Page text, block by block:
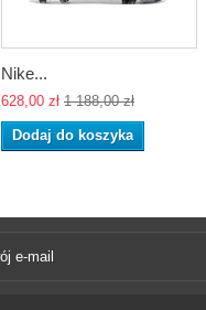
Nike...
628,00 zł 1 188,00 zł
Dodaj do koszyka